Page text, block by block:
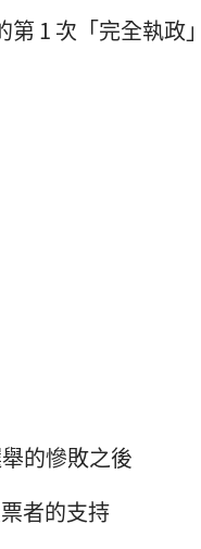
1 次「完全執政」
的慘敗之後
者的支持